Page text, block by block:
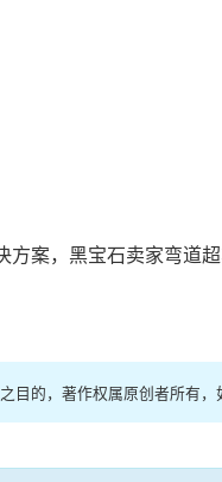
案，黑宝石卖家弯道超
的，著作权属原创者所有，